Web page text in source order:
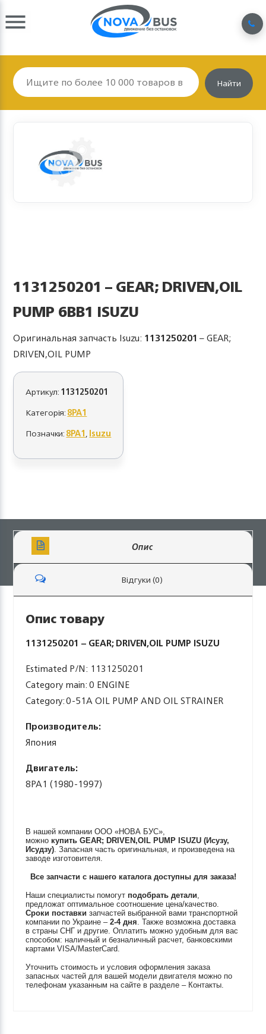
Найти
1131250201 – GEAR; DRIVEN,OIL
PUMP 6BB1 ISUZU
Оригинальная запчасть Isuzu: 1131250201– GEAR;
DRIVEN,OIL PUMP
Артикул:1131250201
Категорія:8PA1
Позначки:8PA1,Isuzu
Опис
Відгуки (0)
Опис товару
1131250201 – GEAR; DRIVEN,OIL PUMP ISUZU
Estimated P/N: 1131250201
Category main: 0 ENGINE
Category: 0-51A OIL PUMP AND OIL STRAINER
Производитель:
Япония
Двигатель:
8PA1 (1980-1997)
В нашей компании ООО «НОВА БУС»,
можно купитьGEAR; DRIVEN,OIL PUMP ISUZU (Исузу,
Исудзу). Запасная часть оригинальная, и произведена на
заводе изготовителя.
Все запчасти с нашего каталога доступны для заказа!
Наши специалисты помогут подобрать детали,
предложат оптимальное соотношение цена/качество.
Сроки поставки запчастей выбранной вами транспортной
компании по Украине –2-4 дня. Также возможна доставка
в страны СНГ и другие. Оплатить можно удобным для вас
способом: наличный и безналичный расчет, банковскими
картами VISA/MasterCard.
Уточнить стоимость и условия оформления заказа
запасных частей для вашей модели двигателя можно по
телефонам указанным на сайте в разделе – Контакты.